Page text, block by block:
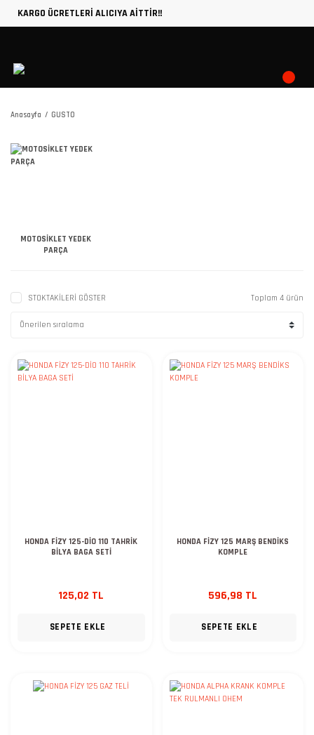
KARGO ÜCRETLERİ ALICIYA AİTTİR!!
Anasayfa GUSTO
MOTOSİKLET YEDEK
PARÇA
STOKTAKİLERİ GÖSTER Toplam 4 ürün
HONDA FİZY 125-DİO 110 TAHRİK
BİLYA BAGA SETİ
125,02 TL
SEPETE EKLE
HONDA FİZY 125 MARŞ BENDİKS
KOMPLE
596,98 TL
SEPETE EKLE